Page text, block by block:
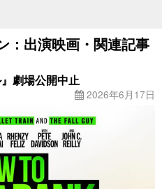
：出演映画・関連記事
劇場公開中止
2026年6月17日